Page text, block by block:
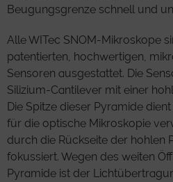
Beugungsgrenze schnell und
Alle WITec SNOM-Mikroskope
patentierten, hochwertigen,
Sensoren ausgestattet. Die
Silizium-Cantilever mit einer
Die Spitze dieser Pyramide
für die optische Mikroskopie
durch die Rückseite der hohlen
fokussiert. Wegen des weiten
Pyramide ist der